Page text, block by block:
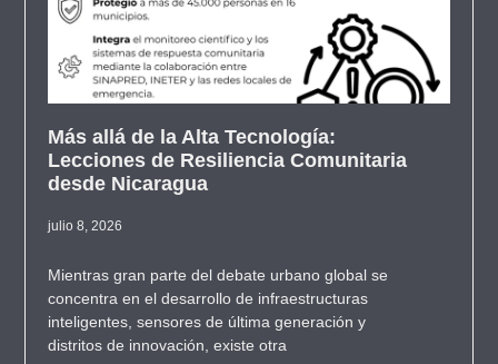
Más allá de la Alta Tecnología:
Lecciones de Resiliencia Comunitaria
desde Nicaragua
julio 8, 2026
Mientras gran parte del debate urbano global se
concentra en el desarrollo de infraestructuras
inteligentes, sensores de última generación y
distritos de innovación, existe otra